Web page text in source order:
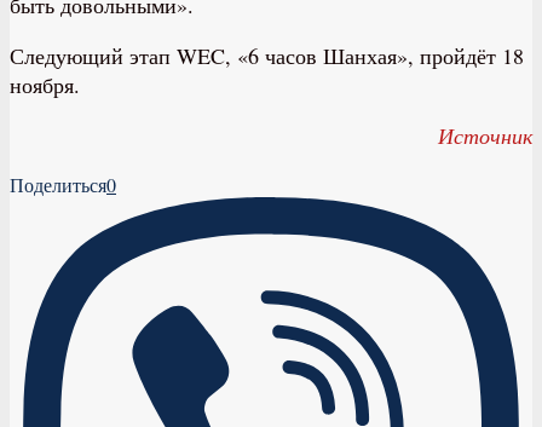
Следующий этап WEC, «6 часов Шанхая», пройдёт 18
ноября.
Источник
Поделиться0